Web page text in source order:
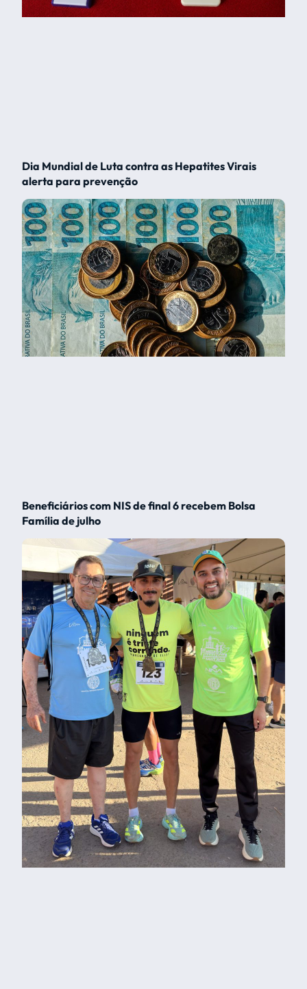
Dia Mundial de Luta contra as Hepatites Virais
alerta para prevenção
Beneficiários com NIS de final 6 recebem Bolsa
Família de julho